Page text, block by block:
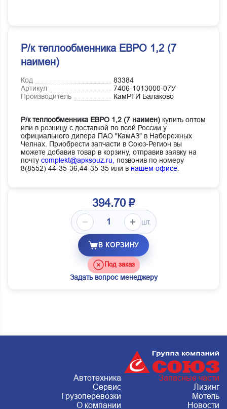
Р/к теплообменника ЕВРО 1,2 (7
наимен)
Код
83384
Артикул
7406-1013000-07У
Производитель
КамРТИ Балаково
Р/к теплообменника ЕВРО 1,2 (7 наимен) купить оптом
или в розницу с доставкой по всей России у
официального дилера ПАО "КамАЗ" в Набережных
Челнах. Приобрести запчасти в Союз-Регион вы
можете добавив товар в корзину, отправив заявку на
почту complekt@apksouz.ru,
позвонив по номеру
8(8552) 44-35-36,44-35-35 или в нашем офисе
394.70 ₽
шт.
В КОРЗИНУ
Под заказ
Задать вопрос менеджеру
Автотехника
Запасные части
Сервис
Лизинг
Грузоперевозки
Мотель
О компании
Новости